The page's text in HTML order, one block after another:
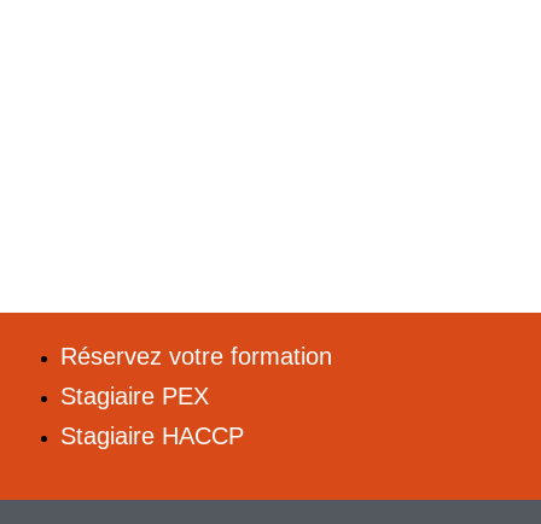
Réservez votre formation
Stagiaire PEX
Stagiaire HACCP